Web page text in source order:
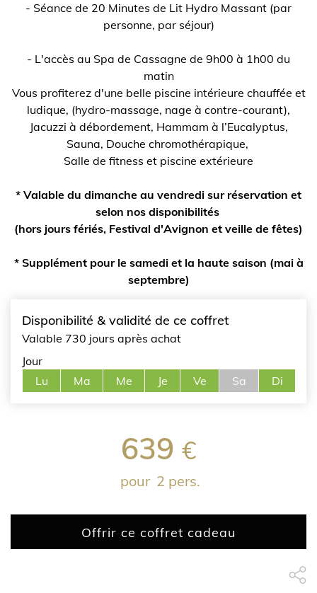
- Séance de 20 Minutes de Lit Hydro Massant (par
personne, par séjour)
- L'accès au Spa de Cassagne de 9h00 à 1h00 du
matin
Vous profiterez d'une belle piscine intérieure chauffée et
ludique, (hydro-massage, nage à contre-courant),
Jacuzzi à débordement, Hammam à l’Eucalyptus,
Sauna, Douche chromothérapique,
Salle de fitness et piscine extérieure
* Valable du dimanche au vendredi sur réservation et
selon nos disponibilités
(hors jours fériés, Festival d'Avignon et veille de fêtes)
* Supplément pour le samedi et la haute saison (mai à
septembre)
Disponibilité & validité de ce coffret
Valable 730 jours après achat
Jour
Lu
Ma Me Je Ve Sa Di
639 €
pour 2 pers.
Offrir ce coffret cadeau